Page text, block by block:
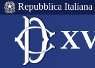
Repubblica Italiana